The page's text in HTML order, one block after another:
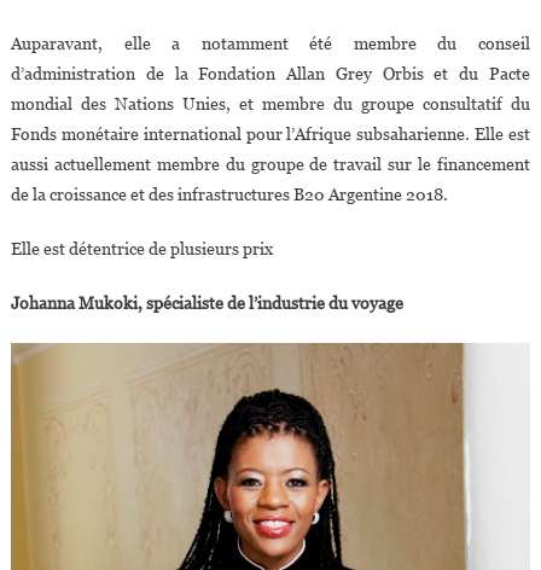
Auparavant, elle a notamment été membre du conseil
d’administration de la Fondation Allan Grey Orbis et du Pacte
mondial des Nations Unies, et membre du groupe consultatif du
Fonds monétaire international pour l’Afrique subsaharienne. Elle est
aussi actuellement membre du groupe de travail sur le financement
de la croissance et des infrastructures B20 Argentine 2018.
Elle est détentrice de plusieurs prix
Johanna Mukoki, spécialiste de l’industrie du voyage